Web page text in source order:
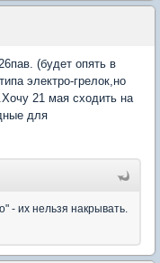
(будет опять в
электро-грелок,но
21 мая сходить на
для
- их нельзя накрывать.